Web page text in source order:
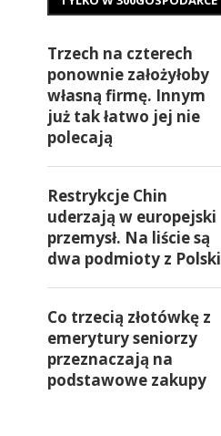
Trzech na czterech
ponownie założyłoby
własną firmę. Innym
już tak łatwo jej nie
polecają
Restrykcje Chin
uderzają w europejski
przemysł. Na liście są
dwa podmioty z Polski
Co trzecią złotówkę z
emerytury seniorzy
przeznaczają na
podstawowe zakupy